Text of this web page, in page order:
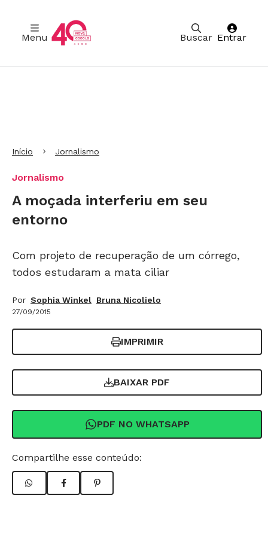
Buscar
Menu Entrar
Início Jornalismo
Jornalismo
A moçada interferiu em seu
entorno
Com projeto de recuperação de um córrego,
todos estudaram a mata ciliar
Por Sophia Winkel Bruna Nicolielo
27/09/2015
IMPRIMIR
BAIXAR PDF
PDF NO WHATSAPP
Compartilhe esse conteúdo: